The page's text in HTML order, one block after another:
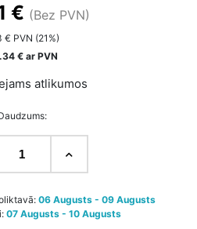
€ (Bez PVN)
€ PVN (21%)
€ ar PVN
atlikumos
06 Augusts - 09 Augusts
07 Augusts - 10 Augusts